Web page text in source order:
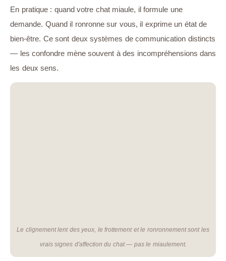
En pratique : quand votre chat miaule, il formule une
demande. Quand il ronronne sur vous, il exprime un état de
bien-être. Ce sont deux systèmes de communication distincts
— les confondre mène souvent à des incompréhensions dans
les deux sens.
Le clignement lent des yeux, le frottement et le ronronnement sont les
vrais signes d'affection du chat — pas le miaulement.